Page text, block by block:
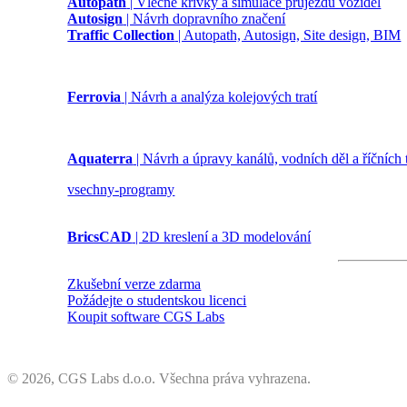
Autosign | Návrh dopravního značení
Traffic Collection | Autopath, Autosign, Site design, BIM
Ferrovia | Návrh a analýza kolejových tratí
Aquaterra | Návrh a úpravy kanálů, vodních děl a říčních
vsechny-programy
BricsCAD | 2D kreslení a 3D modelování
Zkušební verze zdarma
Požádejte o studentskou licenci
Koupit software CGS Labs
© 2026, CGS Labs d.o.o. Všechna práva vyhrazena.